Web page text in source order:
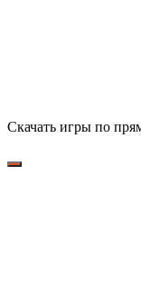
Скачать игры по